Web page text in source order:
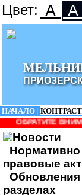
Цвет: A A
НАЧАЛО |
Новости
Нормативно
правовые
Обновления
разделах